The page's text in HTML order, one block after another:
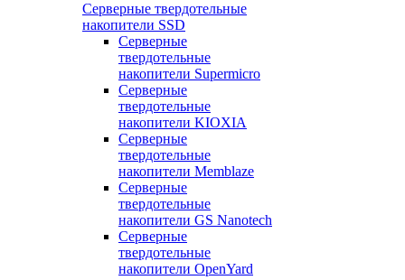
Серверные твердотельные
накопители SSD
Cерверные
твердотельные
накопители Supermicro
Cерверные
твердотельные
накопители KIOXIA
Cерверные
твердотельные
накопители Memblaze
Cерверные
твердотельные
накопители GS Nanotech
Серверные
твердотельные
накопители OpenYard